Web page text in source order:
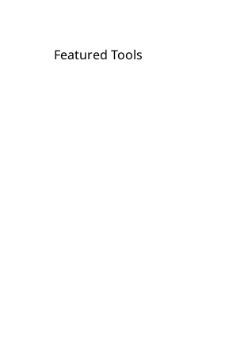
Featured Tools